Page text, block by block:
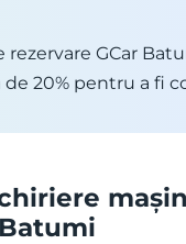
rezervare GCar
de 20% pentru a fi